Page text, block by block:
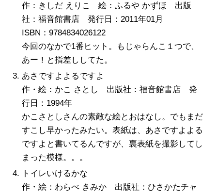
作：きしだ えりこ 絵：ふるや かずほ 出版
社：福音館書店 発行日：2011年01月
ISBN：9784834026122
今回のなかで1番ヒット。もじゃらんこ１つで、
あー！と指差ししてた。
あさですよよるですよ
作・絵：かこ さとし 出版社：福音館書店 発
行日：1994年
かこさとしさんの素敵な絵とおはなし。でもまだ
すこし早かったみたい。表紙は、あさですよよる
ですよと書いてるんですが、裏表紙を撮影してし
まった模様。。。
トイレいけるかな
作・絵：わらべ きみか 出版社：ひさかたチャ